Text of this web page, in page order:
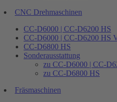
CNC Drehmaschinen
CC-D6000 | CC-D6200 HS
CC-D6000 | CC-D6200 HS
CC-D6800 HS
Sonderausstattung
zu CC-D6000 | CC-
zu CC-D6800 HS
Fräsmaschinen